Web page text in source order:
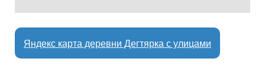
Яндекс карта деревни Дегтярка с улицами